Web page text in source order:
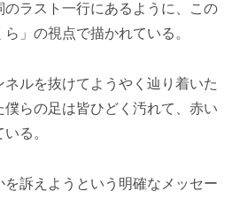
ラスト一行にあるように、この
」の視点で描かれている。
ルを抜けてようやく辿り着いた
僕らの足は皆ひどく汚れて、赤い
る。
訴えようという明確なメッセー